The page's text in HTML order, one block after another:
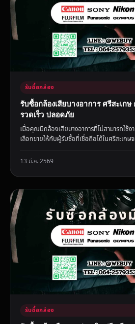
รับซื้อกล้อง
รับซื้อกล้องเสียบางอาการ ศรีสะเกษ
รวดเร็ว ปลอดภัย
เมื่อคุณมีกล้องเสียบางอาการที่ไม่สามารถใช้ง
เลือกขายให้กับผู้รับซื้อที่เชื่อถือได้ในศรีสะเกษ
13 มี.ค. 2569
รับซื้อกล้อง